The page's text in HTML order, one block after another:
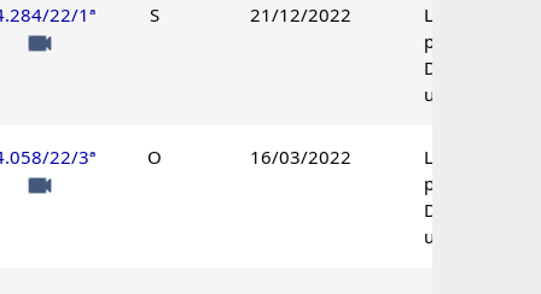
22/1ª S 21/12/2022
Lançamento
procedente.
Decisão
unânime.
22/3ª O 16/03/2022
Lançamento
procedente.
Decisão
unânime.